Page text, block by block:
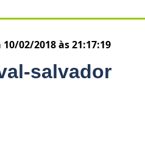
02/2018 às 21:17:19
salvador